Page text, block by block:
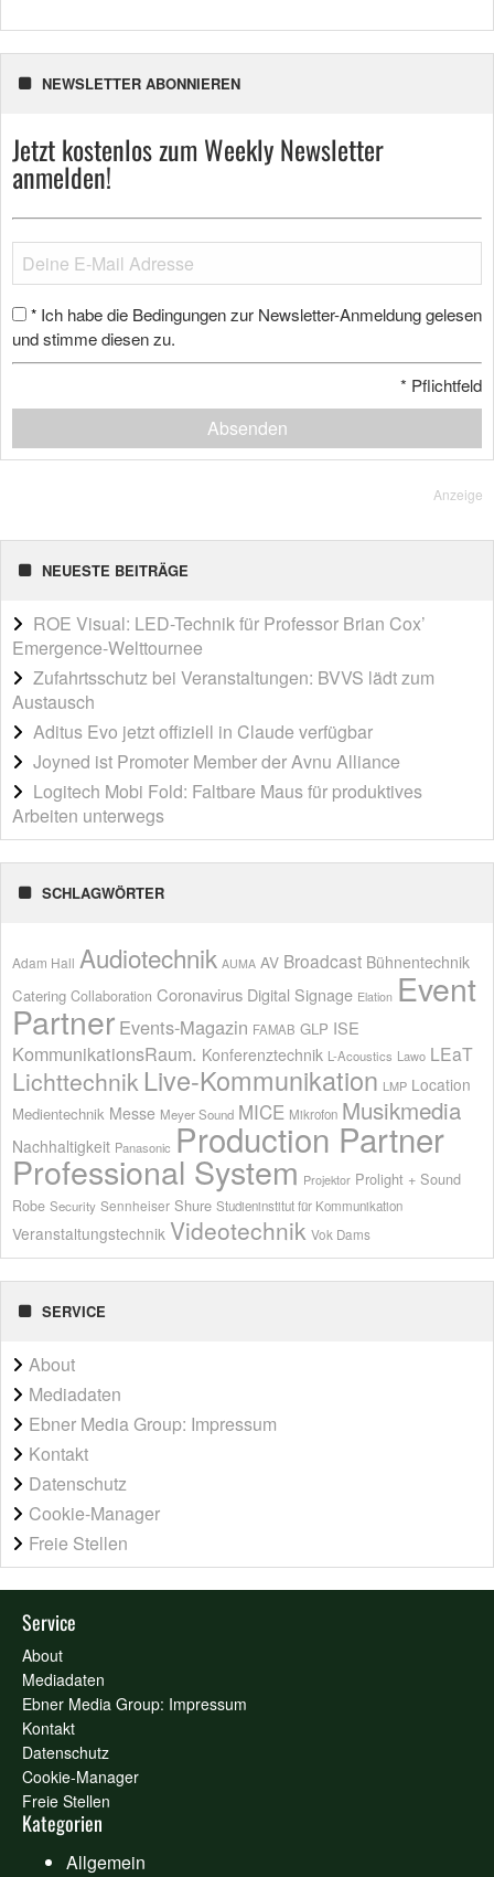
NEWSLETTER ABONNIEREN
Jetzt kostenlos zum Weekly Newsletter
anmelden!
* Ich habe die Bedingungen zur Newsletter-Anmeldung gelesen
und stimme diesen zu.
* Pflichtfeld
Absenden
Anzeige
NEUESTE BEITRÄGE
ROE Visual: LED-Technik für Professor Brian Cox’
Emergence-Welttournee
Zufahrtsschutz bei Veranstaltungen: BVVS lädt zum
Austausch
Aditus Evo jetzt offiziell in Claude verfügbar
Joyned ist Promoter Member der Avnu Alliance
Logitech Mobi Fold: Faltbare Maus für produktives
Arbeiten unterwegs
SCHLAGWÖRTER
Adam Hall Audiotechnik AUMA AV Broadcast Bühnentechnik
Catering Collaboration Coronavirus Digital Signage Elation Event
Partner Events-Magazin FAMAB GLP ISE
KommunikationsRaum. Konferenztechnik L-Acoustics Lawo LEaT
Lichttechnik Live-Kommunikation LMP Location
Medientechnik Messe Meyer Sound MICE Mikrofon Musikmedia
Nachhaltigkeit Panasonic Production Partner
Professional System Projektor Prolight + Sound
Robe Security Sennheiser Shure Studieninstitut für Kommunikation
Veranstaltungstechnik Videotechnik Vok Dams
SERVICE
About
Mediadaten
Ebner Media Group: Impressum
Kontakt
Datenschutz
Cookie-Manager
Freie Stellen
Service
About
Mediadaten
Ebner Media Group: Impressum
Kontakt
Datenschutz
Cookie-Manager
Freie Stellen
Kategorien
Allgemein